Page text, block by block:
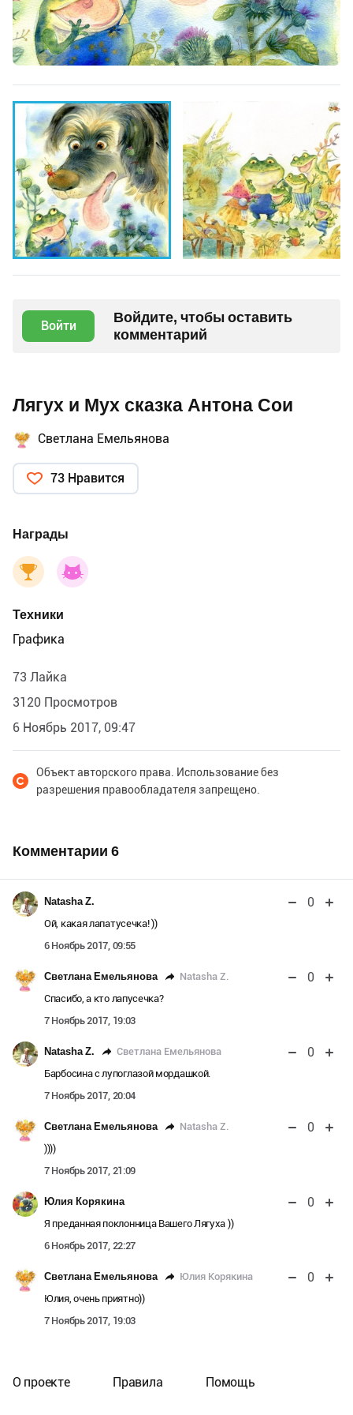
Войти
Войдите, чтобы оставить
комментарий
Лягух и Мух сказка Антона Сои
Светлана Емельянова
73 Нравится
Награды
Техники
Графика
73 Лайка
3120 Просмотров
6 Ноябрь 2017, 09:47
Объект авторского права. Использование без
разрешения правообладателя запрещено.
Комментарии 6
Natasha Z. 0
Ой, какая лапатусечка! ))
6 Ноябрь 2017, 09:55
Светлана Емельянова Natasha Z. 0
Спасибо, а кто лапусечка?
7 Ноябрь 2017, 19:03
Natasha Z. Светлана Емельянова 0
Барбосина с лупоглазой мордашкой.
7 Ноябрь 2017, 20:04
Светлана Емельянова Natasha Z. 0
))))
7 Ноябрь 2017, 21:09
Юлия Корякина 0
Я преданная поклонница Вашего Лягуха ))
6 Ноябрь 2017, 22:27
Светлана Емельянова Юлия Корякина 0
Юлия, очень приятно))
7 Ноябрь 2017, 19:03
О проекте Правила Помощь